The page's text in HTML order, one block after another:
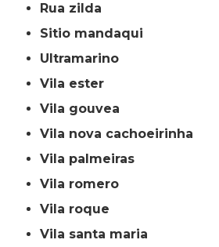
rua zilda
sitio mandaqui
ultramarino
vila ester
vila gouvea
vila nova cachoeirinha
vila palmeiras
vila romero
vila roque
vila santa maria